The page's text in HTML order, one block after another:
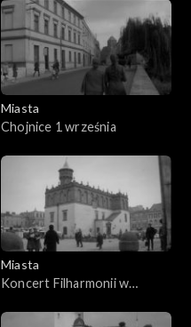
Miasta
Chojnice 1 września
Miasta
Koncert Filharmonii w